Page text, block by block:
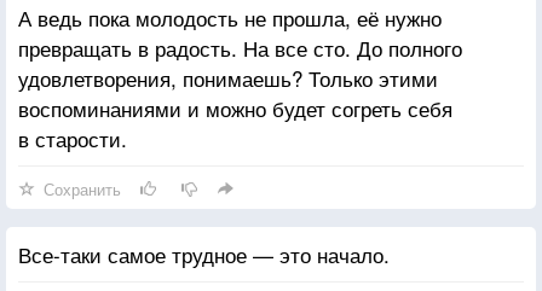
А ведь пока молодость не прошла, её нужно
превращать в радость. На все сто. До полного
удовлетворения, понимаешь? Только этими
воспоминаниями и можно будет согреть себя
в старости.
Сохранить
Все-таки самое трудное — это начало.